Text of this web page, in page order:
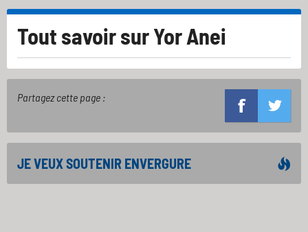
Tout savoir surYor Anei
Partagez cette page :
JE VEUX SOUTENIR ENVERGURE